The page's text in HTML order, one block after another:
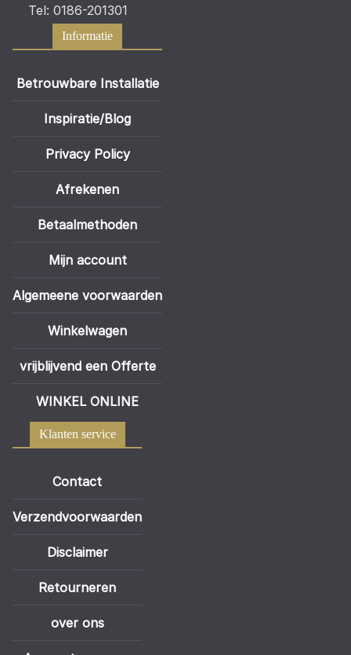
Tel: 0186-201301
Informatie
Betrouwbare Installatie
Inspiratie/Blog
Privacy Policy
Afrekenen
Betaalmethoden
Mijn account
Algemeene voorwaarden
Winkelwagen
vrijblijvend een Offerte
WINKEL ONLINE
Klanten service
Contact
Verzendvoorwaarden
Disclaimer
Retourneren
over ons